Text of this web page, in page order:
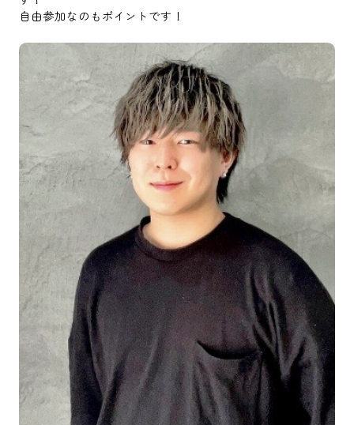
自由参加なのもポイントです！